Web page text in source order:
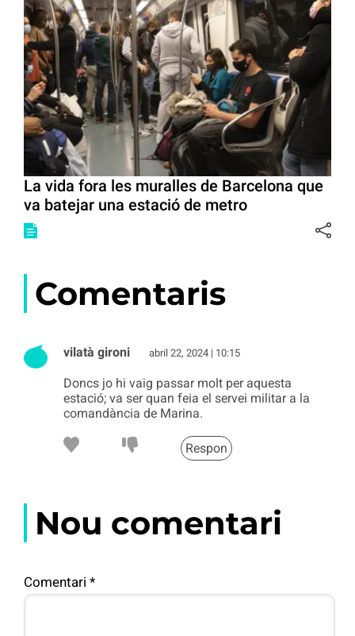
La vida fora les muralles de Barcelona que
va batejar una estació de metro
Comentaris
vilatà gironi abril 22, 2024 | 10:15
Doncs jo hi vaig passar molt per aquesta
estació; va ser quan feia el servei militar a la
comandància de Marina.
Respon
Nou comentari
Comentari *